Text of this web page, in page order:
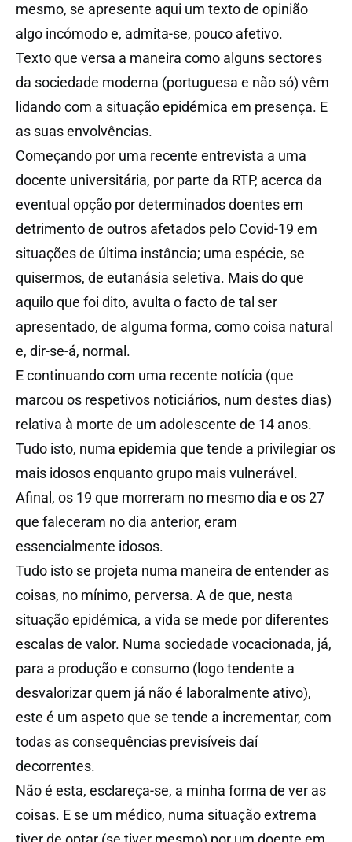
mesmo, se apresente aqui um texto de opinião
algo incómodo e, admita-se, pouco afetivo.
Texto que versa a maneira como alguns sectores
da sociedade moderna (portuguesa e não só) vêm
lidando com a situação epidémica em presença. E
as suas envolvências.
Começando por uma recente entrevista a uma
docente universitária, por parte da RTP, acerca da
eventual opção por determinados doentes em
detrimento de outros afetados pelo Covid-19 em
situações de última instância; uma espécie, se
quisermos, de eutanásia seletiva. Mais do que
aquilo que foi dito, avulta o facto de tal ser
apresentado, de alguma forma, como coisa natural
e, dir-se-á, normal.
E continuando com uma recente notícia (que
marcou os respetivos noticiários, num destes dias)
relativa à morte de um adolescente de 14 anos.
Tudo isto, numa epidemia que tende a privilegiar os
mais idosos enquanto grupo mais vulnerável.
Afinal, os 19 que morreram no mesmo dia e os 27
que faleceram no dia anterior, eram
essencialmente idosos.
Tudo isto se projeta numa maneira de entender as
coisas, no mínimo, perversa. A de que, nesta
situação epidémica, a vida se mede por diferentes
escalas de valor. Numa sociedade vocacionada, já,
para a produção e consumo (logo tendente a
desvalorizar quem já não é laboralmente ativo),
este é um aspeto que se tende a incrementar, com
todas as consequências previsíveis daí
decorrentes.
Não é esta, esclareça-se, a minha forma de ver as
coisas. E se um médico, numa situação extrema